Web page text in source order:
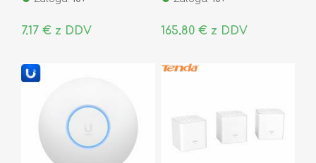
7,17 € z DDV 165,80 € z DDV